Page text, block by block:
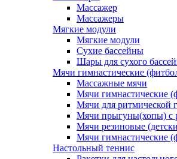
Массажер
Массажеры
Мягкие модули
Мягкие модули
Сухие бассейны
Шары для сухого
Мячи гимнастические
Массажные мячи
Мячи гимнастические
Мячи для ритмической
Мячи прыгуны(хопы) с
Мячи резиновые
Мячи гимнастические
Настольный теннис